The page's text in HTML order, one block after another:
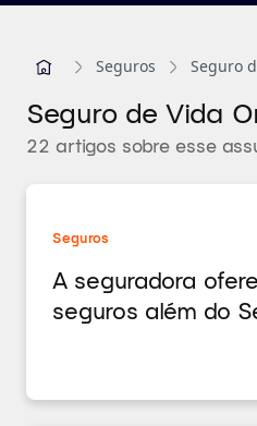
Seguros Seguro
Seguro de Vida
22 artigos sobre esse
Seguros
A seguradora
seguros além do